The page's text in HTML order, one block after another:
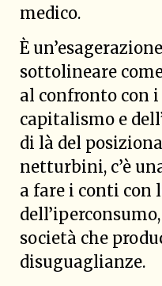
medico.
È
sottolineare
al confronto con
capitalismo e
di là del
netturbini, c’è
a fare i conti con
società che
disuguaglianze.